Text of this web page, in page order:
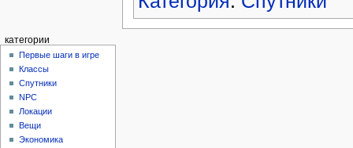
категории
Первые шаги в игре
Классы
Спутники
NPC
Локации
Вещи
Экономика